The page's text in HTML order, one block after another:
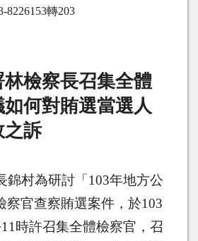
8226153轉203
檢察長召集全體
何對賄選當選人
之訴
錦村為研討「103年地方公
察官查察賄選案件，於103
11 時許召集全體檢察官，召